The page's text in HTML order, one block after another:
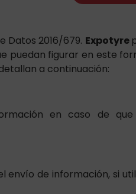
Datos 2016/679. Expotyre
puedan figurar en este
a continuación:
en caso de
envío de información, si